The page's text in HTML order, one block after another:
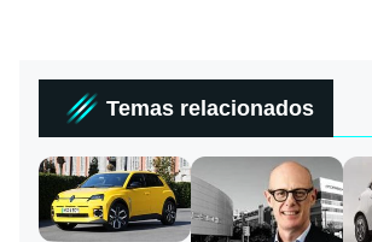
Temas relacionados